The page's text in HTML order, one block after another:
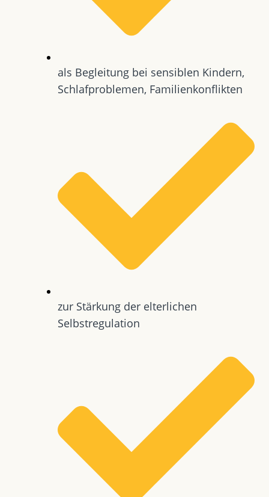
als Begleitung bei sensiblen Kindern,
Schlafproblemen, Familienkonflikten
zur Stärkung der elterlichen
Selbstregulation